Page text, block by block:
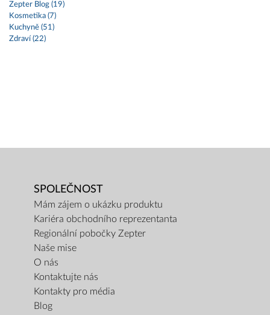
Zepter Blog (19)
Kosmetika (7)
Kuchyně (51)
Zdraví (22)
SPOLEČNOST
Mám zájem o ukázku produktu
Kariéra obchodního reprezentanta
Regionální pobočky Zepter
Naše mise
O nás
Kontaktujte nás
Kontakty pro média
Blog